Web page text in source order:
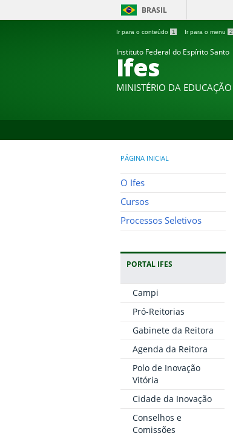
BRASIL
Ir para o conteúdo 1 Ir para o menu 2
Instituto Federal do Espírito Santo
Ifes
MINISTÉRIO DA EDUCAÇÃO
PÁGINA INICIAL
O Ifes
Cursos
Processos Seletivos
PORTAL IFES
Campi
Pró-Reitorias
Gabinete da Reitora
Agenda da Reitora
Polo de Inovação
Vitória
Cidade da Inovação
Conselhos e
Comissões